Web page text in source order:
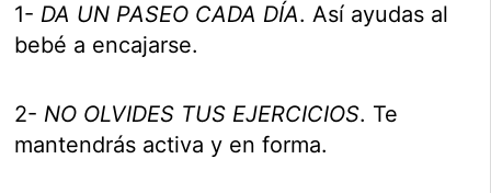
1- DA UN PASEO CADA DÍA. Así ayudas al
bebé a encajarse.
2- NO OLVIDES TUS EJERCICIOS. Te
mantendrás activa y en forma.